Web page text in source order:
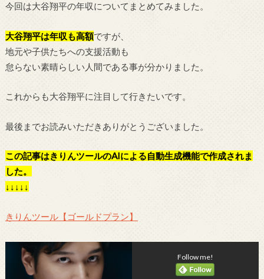
今回は大谷翔平の年収についてまとめてみました。
大谷翔平は年収も高額ですが、
地元や子供たちへの支援活動も
怠らない素晴らしい人間である事が分かりました。
これからも大谷翔平に注目して行きたいです。
最後までお読みいただきありがとうございました。
この記事はきりんツールのAIによる自動生成機能で作成されま
した。
↓↓↓↓↓
きりんツール【ゴールドプラン】
Follow me!